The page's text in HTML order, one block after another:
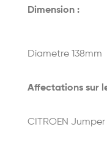
Dimension :
Diametre 138mm
Affectations sur
CITROEN